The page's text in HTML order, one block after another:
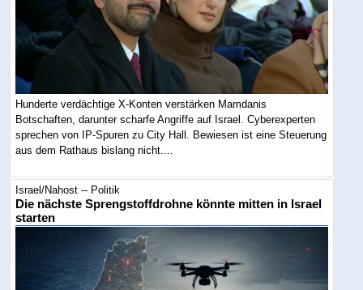
Hunderte verdächtige X-Konten verstärken Mamdanis
Botschaften, darunter scharfe Angriffe auf Israel. Cyberexperten
sprechen von IP-Spuren zu City Hall. Bewiesen ist eine Steuerung
aus dem Rathaus bislang nicht....
Israel/Nahost -- Politik
Die nächste Sprengstoffdrohne könnte mitten in Israel
starten